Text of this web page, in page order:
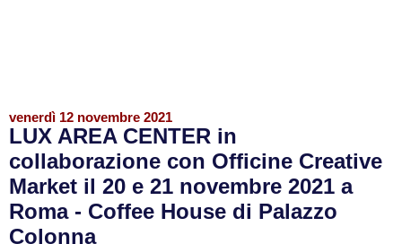
venerdì 12 novembre 2021
LUX AREA CENTER in
collaborazione con Officine Creative
Market il 20 e 21 novembre 2021 a
Roma - Coffee House di Palazzo
Colonna